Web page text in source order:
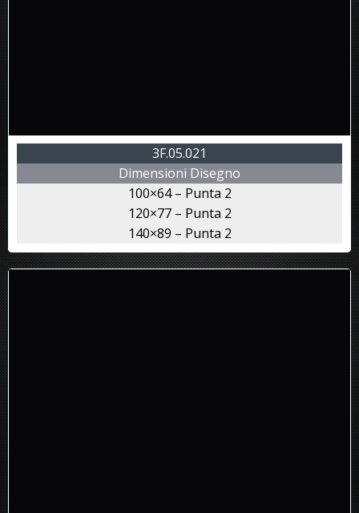
3F.05.021
Dimensioni Disegno
100×64 – Punta 2
120×77 – Punta 2
140×89 – Punta 2